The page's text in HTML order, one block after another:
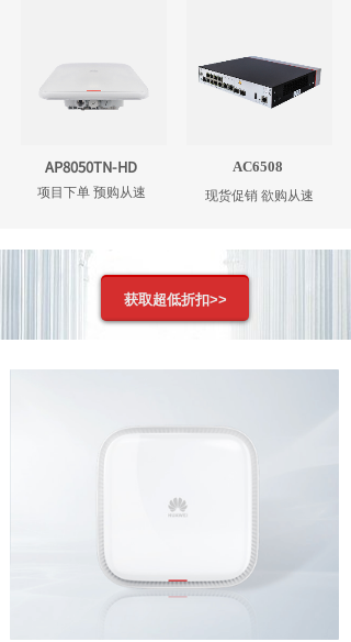
现货促销 欲购从速
AC6508
AP8050TN-HD
项目下单 预购从速
获取超低折扣>>